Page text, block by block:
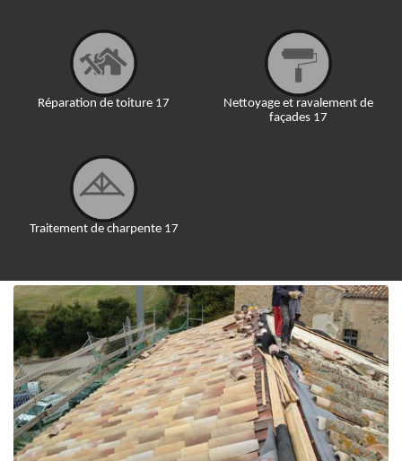
Réparation de toiture 17
Traitement de charpente 17
Nettoyage et ravalement de
façades 17